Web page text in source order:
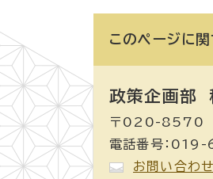
このページに関
政策企画部
〒020-8570
電話番号：
お問い合わ